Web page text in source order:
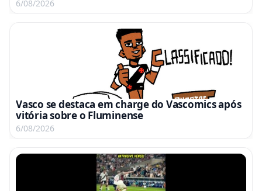
6/08/2026
Vasco se destaca em charge do Vascomics após
vitória sobre o Fluminense
6/08/2026